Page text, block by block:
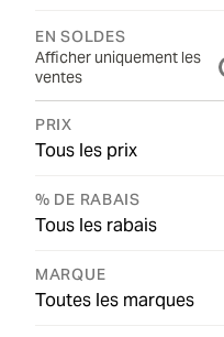
EN SOLDES
Afficher uniquement les
ventes
PRIX
Tous les prix
% DE RABAIS
Tous les rabais
MARQUE
Toutes les marques